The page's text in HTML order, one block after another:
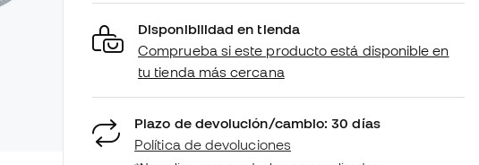
Disponibilidad en tienda
Comprueba si este producto está disponible en
tu tienda más cercana
Plazo de devolución/cambio: 30 días
Política de devoluciones